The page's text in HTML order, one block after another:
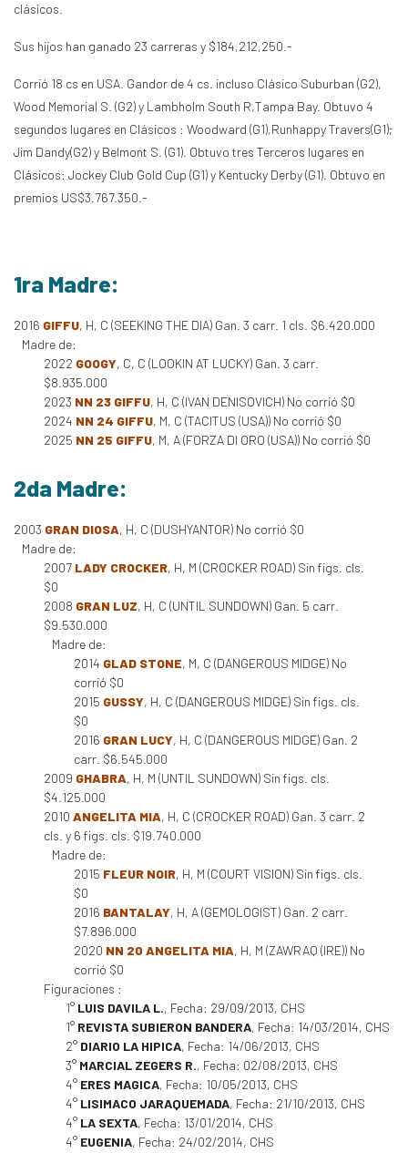
clásicos.
Sus hijos han ganado 23 carreras y $184,212,250.-
Corrió 18 cs en USA. Gandor de 4 cs. incluso Clásico Suburban (G2),
Wood Memorial S. (G2) y Lambholm South R,Tampa Bay. Obtuvo 4
segundos lugares en Clásicos : Woodward (G1),Runhappy Travers(G1);
Jim Dandy(G2) y Belmont S. (G1). Obtuvo tres Terceros lugares en
Clásicos: Jockey Club Gold Cup (G1) y Kentucky Derby (G1). Obtuvo en
premios US$3.767.350.-
1ra Madre:
2016 GIFFU, H, C (SEEKING THE DIA) Gan. 3 carr. 1 cls. $6.420.000
Madre de:
2022 GOOGY, C, C (LOOKIN AT LUCKY) Gan. 3 carr.
$8.935.000
2023 NN 23 GIFFU, H, C (IVAN DENISOVICH) No corrió $0
2024 NN 24 GIFFU, M, C (TACITUS (USA)) No corrió $0
2025 NN 25 GIFFU, M, A (FORZA DI ORO (USA)) No corrió $0
2da Madre:
2003 GRAN DIOSA, H, C (DUSHYANTOR) No corrió $0
Madre de:
2007 LADY CROCKER, H, M (CROCKER ROAD) Sin figs. cls.
$0
2008 GRAN LUZ, H, C (UNTIL SUNDOWN) Gan. 5 carr.
$9.530.000
Madre de:
2014 GLAD STONE, M, C (DANGEROUS MIDGE) No
corrió $0
2015 GUSSY, H, C (DANGEROUS MIDGE) Sin figs. cls.
$0
2016 GRAN LUCY, H, C (DANGEROUS MIDGE) Gan. 2
carr. $6.545.000
2009 GHABRA, H, M (UNTIL SUNDOWN) Sin figs. cls.
$4.125.000
2010 ANGELITA MIA, H, C (CROCKER ROAD) Gan. 3 carr. 2
cls. y 6 figs. cls. $19.740.000
Madre de:
2015 FLEUR NOIR, H, M (COURT VISION) Sin figs. cls.
$0
2016 BANTALAY, H, A (GEMOLOGIST) Gan. 2 carr.
$7.896.000
2020 NN 20 ANGELITA MIA, H, M (ZAWRAQ (IRE)) No
corrió $0
Figuraciones :
1° LUIS DAVILA L., Fecha: 29/09/2013, CHS
1° REVISTA SUBIERON BANDERA, Fecha: 14/03/2014, CHS
2° DIARIO LA HIPICA, Fecha: 14/06/2013, CHS
3° MARCIAL ZEGERS R., Fecha: 02/08/2013, CHS
4° ERES MAGICA, Fecha: 10/05/2013, CHS
4° LISIMACO JARAQUEMADA, Fecha: 21/10/2013, CHS
4° LA SEXTA, Fecha: 13/01/2014, CHS
4° EUGENIA, Fecha: 24/02/2014, CHS